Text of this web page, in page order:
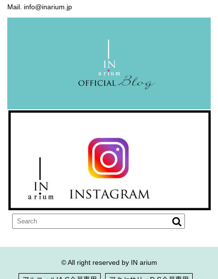
Mail. info@inarium.jp
© All right reserved by IN arium